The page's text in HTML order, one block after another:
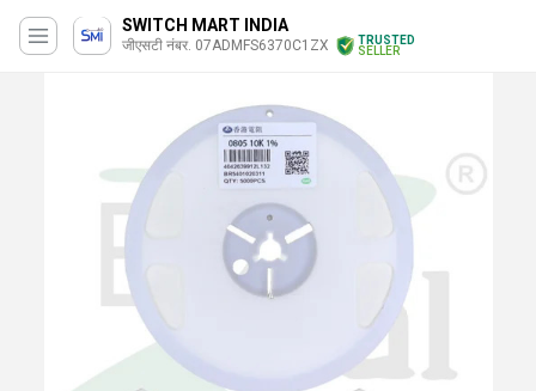
SWITCH MART INDIA
जीएसटी नंबर. 07ADMFS6370C1ZX
TRUSTED
SELLER